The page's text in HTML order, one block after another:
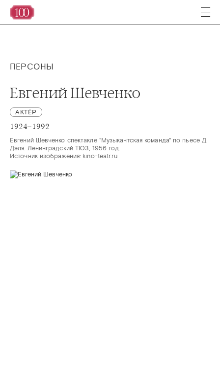
ПЕРСОНЫ
Евгений Шевченко
АКТЁР
1924–1992
Евгений Шевченко спектакле "Музыкантская команда" по пьесе Д.
Дэля. Ленинградский ТЮЗ, 1956 год.
Источник изображения: kino-teatr.ru